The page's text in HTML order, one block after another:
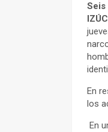
Seis
En
los
En